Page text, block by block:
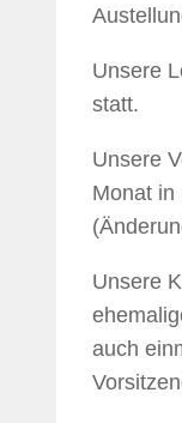
Unsere
statt.
Unsere
Monat in
Unsere
auch